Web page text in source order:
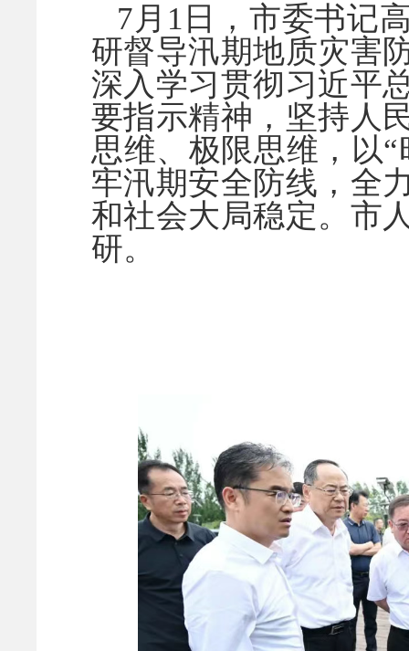
7月1日，市委书记
研督导汛期地质灾害
深入学习贯彻习近平
要指示精神，坚持人
思维、极限思维，以
牢汛期安全防线，全
和社会大局稳定。市
研。